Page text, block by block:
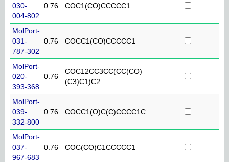
030-
004-802
0.76 COC1(CO)CCCCC1
MolPort-
031-
787-302
0.76 COCC1(CO)CCCCC1
MolPort-
020-
393-368
0.76
COC12CC3CC(CC(CO)
(C3)C1)C2
MolPort-
039-
332-800
0.76 COCC1(O)C(C)CCCC1C
MolPort-
037-
967-683
0.76 COC(CO)C1CCCCC1